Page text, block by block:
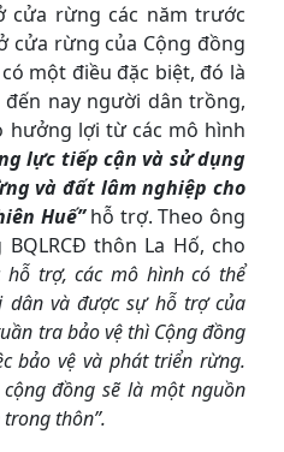
cửa rừng các năm trước
cửa rừng của Cộng đồng
một điều đặc biệt, đó là
nay người dân trồng,
hưởng lợi từ các mô hình
lực tiếp cận và sử dụng
và đất lâm nghiệp cho
Huế”hỗ trợ. Theo ông
thôn La Hố, cho
hỗ trợ, các mô hình có thể
và được sự hỗ trợ của
tra bảo vệ thì Cộng đồng
bảo vệ và phát triển rừng.
đồng sẽ là một nguồn
thôn”.